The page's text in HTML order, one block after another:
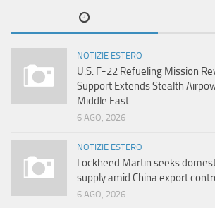
NOTIZIE ESTERO
U.S. F-22 Refueling Mission
Support Extends Stealth
Middle East
6 AGO, 2026
NOTIZIE ESTERO
Lockheed Martin seeks
supply amid China export
6 AGO, 2026